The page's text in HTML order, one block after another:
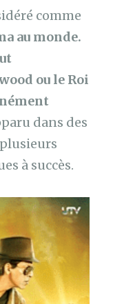
comme
au monde.
ou le Roi
dans des
à succès.